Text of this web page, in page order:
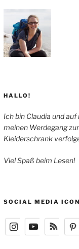
HALLO!
Ich bin Claudia und
meinen Werdegang
Kleiderschrank
Viel Spaß beim Lesen!
SOCIAL MEDIA